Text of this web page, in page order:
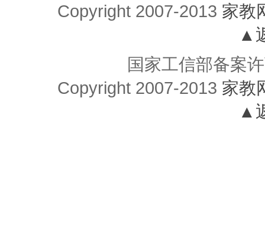
Copyright 2007-2013 家教
▲
国家工信部备案
Copyright 2007-2013 家教
▲